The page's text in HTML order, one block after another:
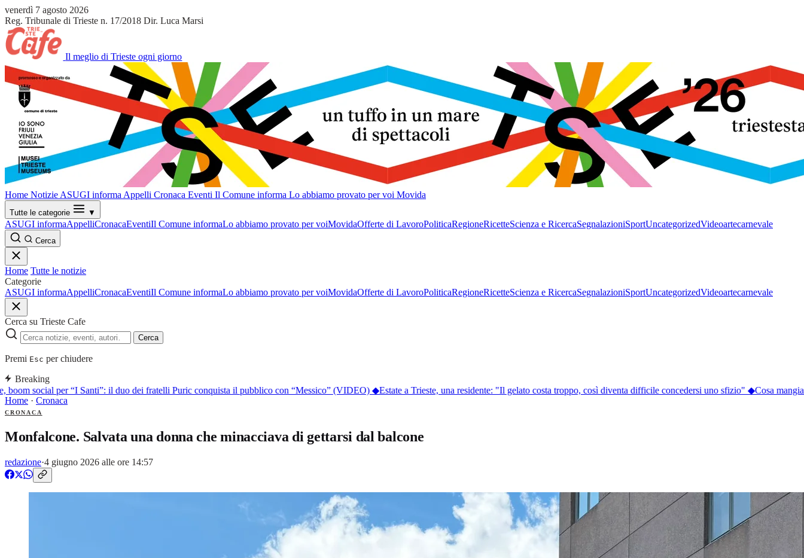
venerdì 7 agosto 2026
Reg. Tribunale di Trieste n. 17/2018 Dir. Luca Marsi
Il meglio di Trieste ogni giorno
Home Notizie ASUGI informa Appelli Cronaca Eventi Il Comune informa Lo abbiamo provato per voi Movida
Tutte le categorie ▼
ASUGI informaAppelliCronacaEventiIl Comune informaLo abbiamo provato per voiMovidaOfferte di LavoroPoliticaRegioneRicetteScienza e RicercaSegnalazioniSportUncategorizedVideoartecarnevale
Cerca
Home Tutte le notizie
Categorie
ASUGI informaAppelliCronacaEventiIl Comune informaLo abbiamo provato per voiMovidaOfferte di LavoroPoliticaRegioneRicetteScienza e RicercaSegnalazioniSportUncategorizedVideoartecarnevale
Cerca su Trieste Cafe
Cerca
Premi Esc per chiudere
Breaking
social per “I Santi”: il duo dei fratelli Puric conquista il pubblico con “Messico” (VIDEO)◆Estate a Trieste, una residente: "Il gelato costa troppo, così diventa difficile concedersi uno sfizio"◆Cosa
Home · Cronaca
CRONACA
Monfalcone. Salvata una donna che minacciava di gettarsi dal balcone
redazione·4 giugno 2026 alle ore 14:57